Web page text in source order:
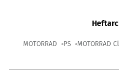
MOTORRAD PS MOTORRAD